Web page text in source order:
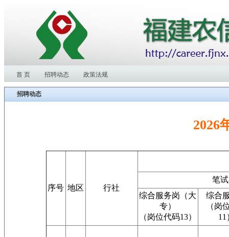
首 页 招聘动态 政策法规
招聘动态
2026
序号 地区 行社
笔
综合服务岗（大
专）
（岗位代码13）
综合
（岗
11